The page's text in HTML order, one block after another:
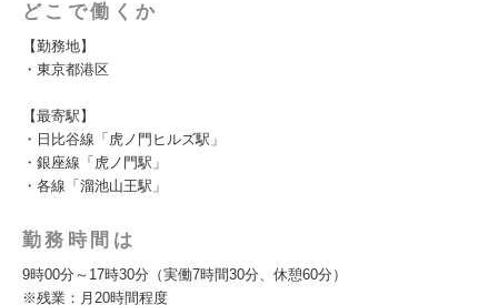
どこで働くか
【勤務地】
・東京都港区
【最寄駅】
・日比谷線「虎ノ門ヒルズ駅」
・銀座線「虎ノ門駅」
・各線「溜池山王駅」
勤務時間は
9時00分～17時30分（実働7時間30分、休憩60分）
※残業：月20時間程度